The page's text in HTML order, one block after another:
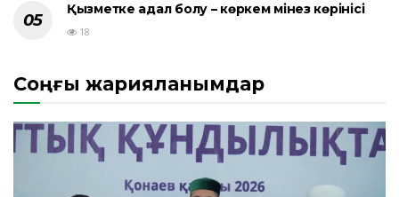
Қызметке адал болу – көркем мінез көрінісі
18
Соңғы жарияланымдар